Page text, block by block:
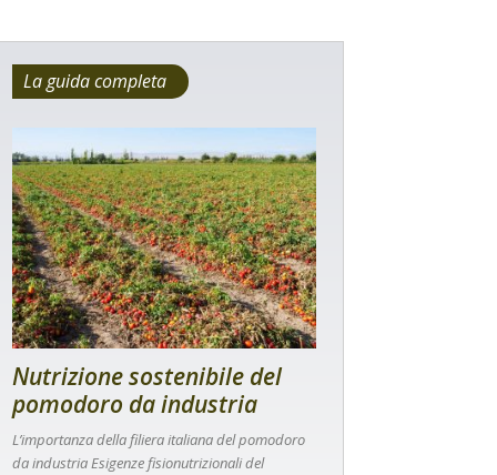
La guida completa
Nutrizione sostenibile del
pomodoro da industria
L’importanza della filiera italiana del pomodoro
da industria Esigenze fisionutrizionali del